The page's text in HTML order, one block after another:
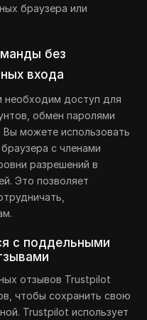
браузера или
без
входа
необходим доступ для
обмен паролями
можете использовать
с членами
разрешений в
Это позволяет
с поддельными
отзывов Trustpilot
чтобы сохранить свою
Trustpilot использует